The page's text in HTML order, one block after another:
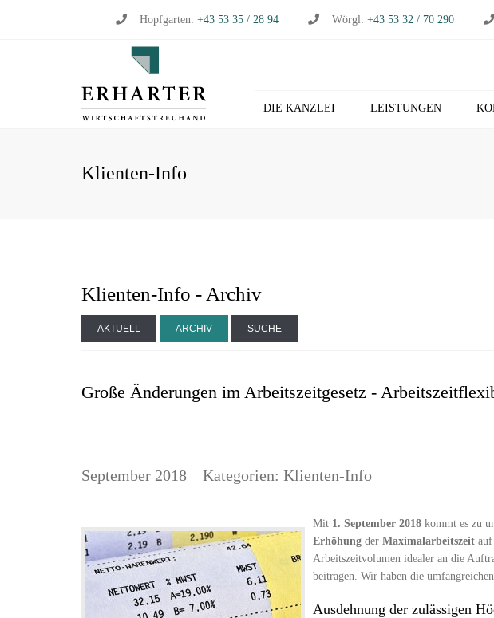
Hopfgarten: +43 53 35 / 28 94 Wörgl: +43 53 32 / 70 290
DIE KANZLEI LEISTUNGEN
Klienten-Info
Klienten-Info - Archiv
AKTUELL ARCHIV SUCHE
Große Änderungen im Arbeitszeitgesetz -
September 2018 Kategorien: Klienten-Info
Mit 1. September 2018 kommt es zu
Erhöhung der Maximalarbeitszeit auf
Arbeitszeitvolumen idealer an die
beitragen. Wir haben die
Ausdehnung der zulässigen